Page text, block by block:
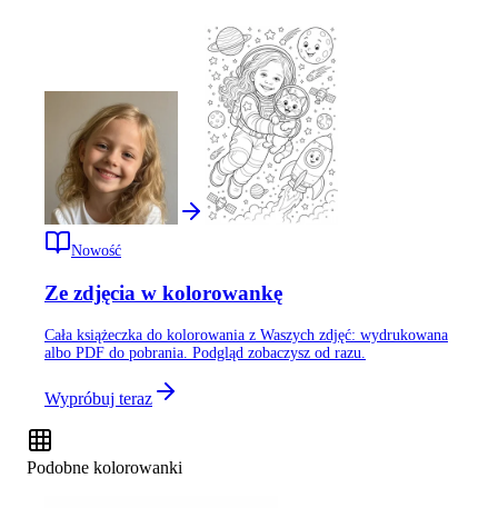
Nowość
Ze zdjęcia w kolorowankę
Cała książeczka do kolorowania z Waszych zdjęć: wydrukowana
albo PDF do pobrania. Podgląd zobaczysz od razu.
Wypróbuj teraz
Podobne kolorowanki